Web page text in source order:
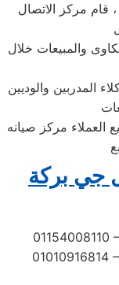
من خلال رقم الاتصال 01207619993 ، قام مركز الاتصال
والمبيعات خلال
المدربين والوديين
العملاء مركز صيانه
جي بركة
01154008110
01010916814